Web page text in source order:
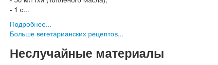
- 1 с...
Подробнее...
Больше вегетарианских рецептов...
Неслучайные материалы